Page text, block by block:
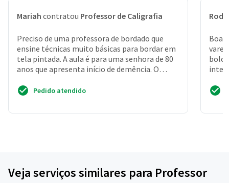
Mariah contratou Professor de Caligrafia
Preciso de uma professora de bordado que
ensine técnicas muito básicas para bordar em
tela pintada. A aula é para uma senhora de 80
anos que apresenta início de demência. O
bordado é para...
Pedido atendido
Boa
Veja serviços similares para Professor